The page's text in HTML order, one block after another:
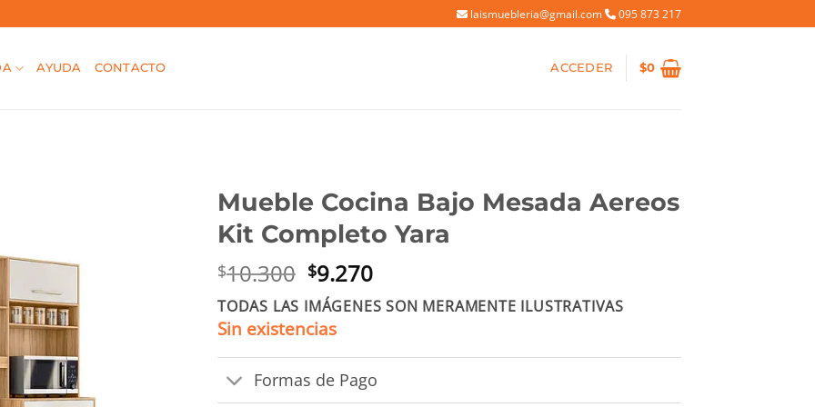
laismuebleria@gmail.com 095 873 217
AYUDA CONTACTO ACCEDER $0
Mueble Cocina Bajo Mesada Aereos
Kit Completo Yara
$10.300 El
precio
original
era:
$10.300.
$9.270El
precio
actual
$9.270.
TODAS LAS IMÁGENES SON MERAMENTE ILUSTRATIVAS
Sin existencias
Formas de Pago